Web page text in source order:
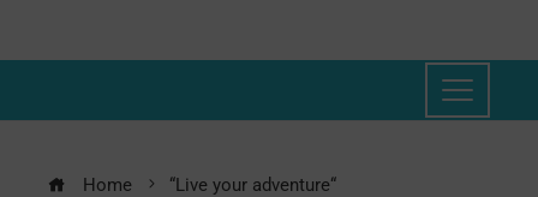
Home “Live your adventure“